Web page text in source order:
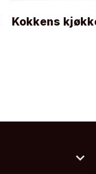
Kokkens